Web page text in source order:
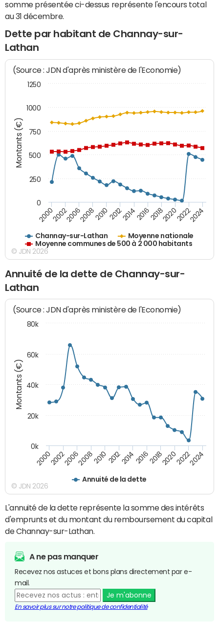
somme présentée ci-dessus représente l'encours total
au 31 décembre.
Dette par habitant de Channay-sur-
Lathan
Montants (€)
(Source : JDN d'après ministère de l'Economie)
Channay-sur-Lathan
Moyenne nationale
Moyenne communes de 500 à 2 000 habitants
200020022006200820102012201420162018202020222024
0
250
500
750
1000
1250
© JDN 2026
Annuité de la dette de Channay-sur-
Lathan
Montants (€)
(Source : JDN d'après ministère de l'Economie)
Annuité de la dette
20002002200620082010 2012201420162018202020222024
0k
20k
40k
60k
80k
© JDN 2026
L'annuité de la dette représente la somme des intérêts
d'emprunts et du montant du remboursement du capital
de Channay-sur-Lathan.
A ne pas manquer
Recevez nos astuces et bons plans directement par e-
mail.
Je m'abonne
En savoir plus sur notre politique de confidentialité